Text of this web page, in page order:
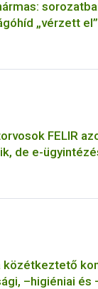
„vérzett
FELIR
de e-
közétkeztető
–higiéniai és